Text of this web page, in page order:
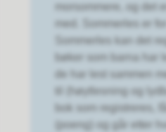
morsommere, og det
med. Sommerles er
Sommerles kan det
bøker som barna har
de har lest sammen
til (høytlesning og
bok som registreres,
(poeng) og går etter